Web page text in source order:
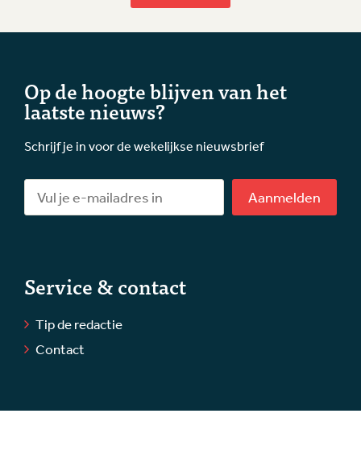
Op de hoogte blijven van het
laatste nieuws?
Schrijf je in voor de wekelijkse nieuwsbrief
Aanmelden
Service & contact
Tip de redactie
Contact